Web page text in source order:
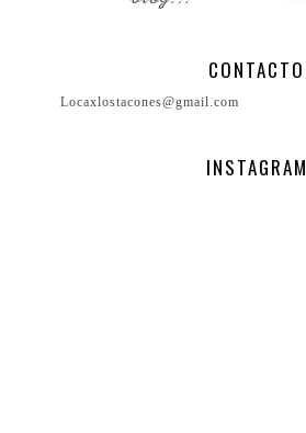
CONTACTO
Locaxlostacones@gmail.com
INSTAGRAM